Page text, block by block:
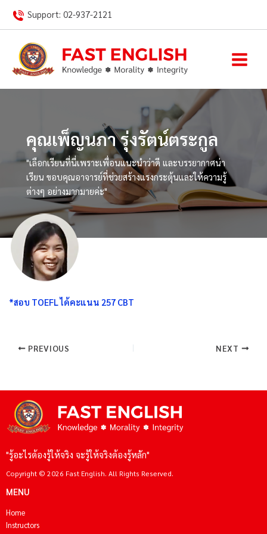
Support: 02-937-2121
คุณเพ็ญนภา รุ่งรัตน์ตระกูล
"เลือกเรียนที่นี่เพราะเพื่อนแนะนำว่าดี และบรรยากาศน่า
เรียน ขอบคุณอาจารย์ที่ช่วยสร้างแรงกระตุ้นและให้ความรู้
ต่างๆ อย่างมากมายค่ะ"
*สอบ TOEFL ได้คะแนน 257 CBT
PREVIOUS NEXT
"รู้อะไรต้องรู้ให้จริง จะรู้ให้จริงต้องรู้หลัก"
Copyright © 2026 Fast English. All Rights Reserved.
MENU
Home
Instructors